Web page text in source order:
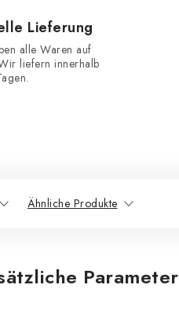
Lieferung
alle Waren auf
liefern innerhalb
Ähnliche Produkte
Parameter